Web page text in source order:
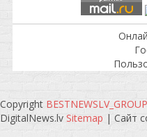
Copyright BESTNEWSLV_GROUP
DigitalNews.lv Sitemap | Сайт